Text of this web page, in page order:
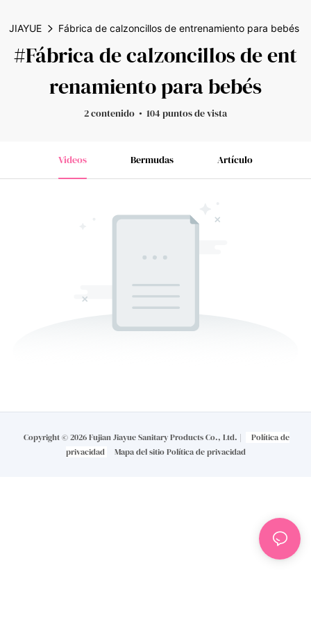
JIAYUE Fábrica de calzoncillos de entrenamiento para bebés
#Fábrica de calzoncillos de ent
renamiento para bebés
2 contenido 104 puntos de vista
Videos Bermudas Artículo
Copyright © 2026 Fujian Jiayue Sanitary Products Co., Ltd. |
Política de
privacidad
Mapa del sitioPolítica de privacidad